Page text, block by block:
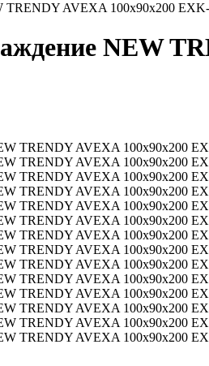
TRENDY AVEXA 100x90x200
NEW